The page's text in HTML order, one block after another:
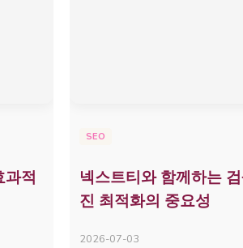
적
SEO
넥스트티와 함께하는
진 최적화의 중요성
2026-07-03